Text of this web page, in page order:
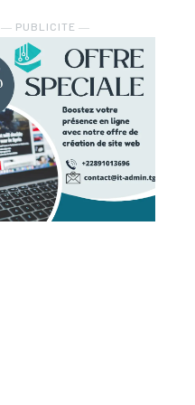
― PUBLICITE ―